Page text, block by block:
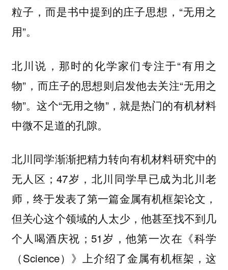
粒子，而是书中提到的庄子思想，“无用之
用”。
北川说，那时的化学家们专注于“有用之
物”，而庄子的思想则启发他去关注“无用之
物”。这个“无用之物”，就是热门的有机材料
中微不足道的孔隙。
北川同学渐渐把精力转向有机材料研究中的
无人区；47岁，北川同学早已成为北川老
师，终于发表了第一篇金属有机框架论文，
但关心这个领域的人太少，他甚至找不到几
个人喝酒庆祝；51岁，他第一次在《科学
（Science）》上介绍了金属有机框架，这